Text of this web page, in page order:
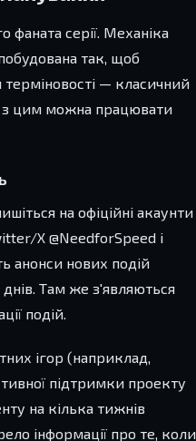
серії. Механіка
так, щоб
терміновості — класичний
з цим можна працювати
на офіційні акаунти
X @NeedforSpeed і
анонси нових подій
днів. Там же з'являються
подій.
ігор (наприклад,
підтримки проекту
на кілька тижнів
інформації про те, коли